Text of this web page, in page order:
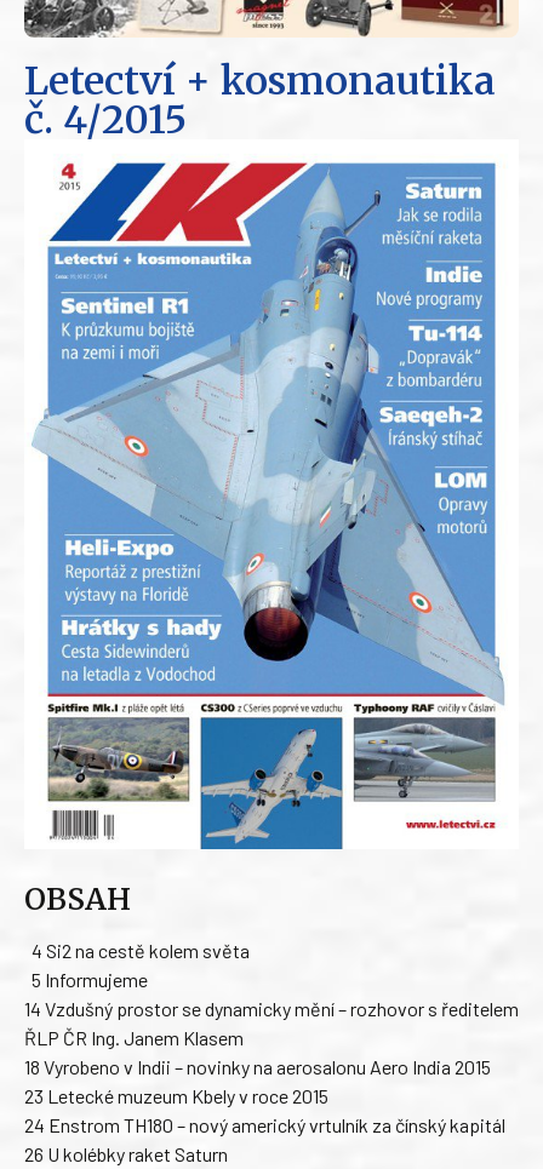
Letectví + kosmonautika
č. 4/2015
OBSAH
4 Si2 na cestě kolem světa
5 Informujeme
14 Vzdušný prostor se dynamicky mění – rozhovor s ředitelem
ŘLP ČR Ing. Janem Klasem
18 Vyrobeno v Indii – novinky na aerosalonu Aero India 2015
23 Letecké muzeum Kbely v roce 2015
24 Enstrom TH180 – nový americký vrtulník za čínský kapitál
26 U kolébky raket Saturn